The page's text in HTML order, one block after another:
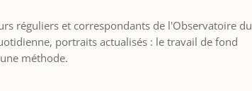
réguliers et correspondants de l'Observatoire du
portraits actualisés : le travail de fond
méthode.